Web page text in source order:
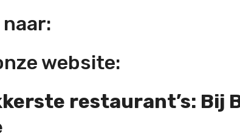
website:
restaurant’s: Bij